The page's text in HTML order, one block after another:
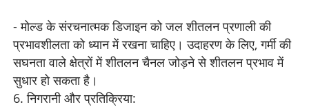
- मोल्ड के संरचनात्मक डिजाइन को जल शीतलन प्रणाली की
प्रभावशीलता को ध्यान में रखना चाहिए। उदाहरण के लिए, गर्मी की
सघनता वाले क्षेत्रों में शीतलन चैनल जोड़ने से शीतलन प्रभाव में
सुधार हो सकता है।
6. निगरानी और प्रतिक्रिया: